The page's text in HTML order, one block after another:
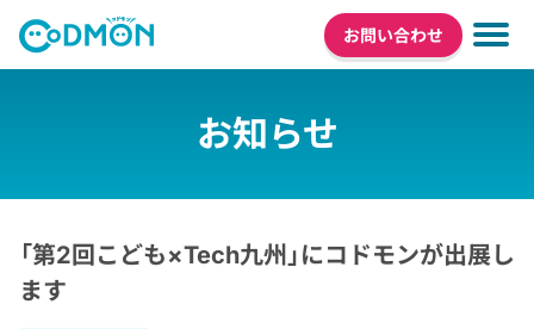
お問い合わせ
お知らせ
「第2回こども×Tech九州」にコドモンが出展し
ます